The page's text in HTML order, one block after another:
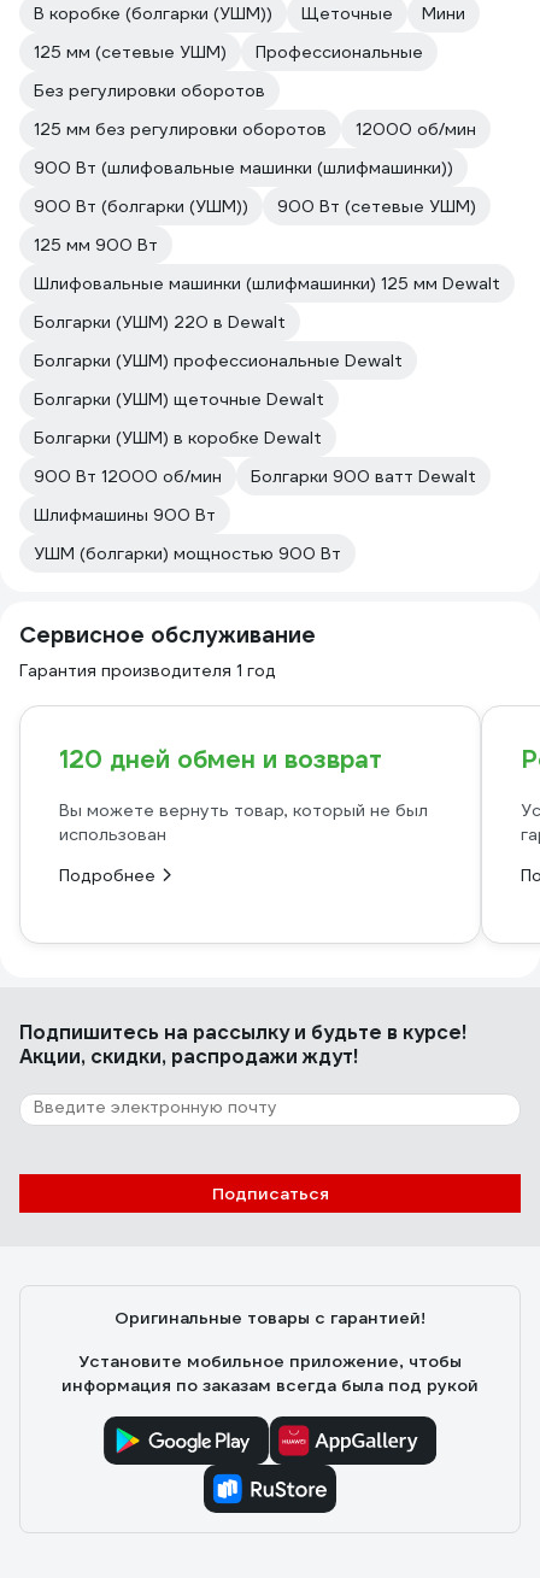
В коробке (болгарки (УШМ))
Щеточные
Мини
125 мм (сетевые УШМ)
Профессиональные
Без регулировки оборотов
125 мм без регулировки оборотов
12000 об/мин
900 Вт (шлифовальные машинки (шлифмашинки))
900 Вт (болгарки (УШМ))
900 Вт (сетевые УШМ)
125 мм 900 Вт
Шлифовальные машинки (шлифмашинки) 125 мм Dewalt
Болгарки (УШМ) 220 в Dewalt
Болгарки (УШМ) профессиональные Dewalt
Болгарки (УШМ) щеточные Dewalt
Болгарки (УШМ) в коробке Dewalt
900 Вт 12000 об/мин
Болгарки 900 ватт Dewalt
Шлифмашины 900 Вт
УШМ (болгарки) мощностью 900 Вт
Сервисное обслуживание
Гарантия производителя 1 год
120 дней обмен и возврат
Вы можете вернуть товар, который не был
использован
Подробнее
Подпишитесь на рассылкуи будьте в курсе!
Акции, скидки, распродажи ждут!
Подписаться
Оригинальные товары с гарантией!
Установите мобильное приложение, чтобы
информация по заказам всегда была под рукой